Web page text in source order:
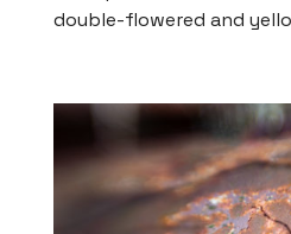
double-flowered and